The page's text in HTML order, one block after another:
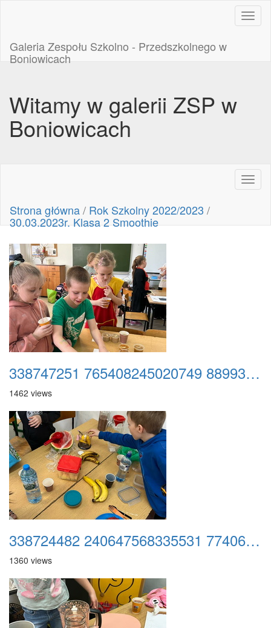
Galeria Zespołu Szkolno - Przedszkolnego w
Boniowicach
Witamy w galerii ZSP w
Boniowicach
Strona główna/ Rok Szkolny 2022/2023 /
30.03.2023r. Klasa 2 Smoothie
338747251 765408245020749 8899372258139118596 n
1462 views
338724482 240647568335531 7740659443007482257 n
1360 views